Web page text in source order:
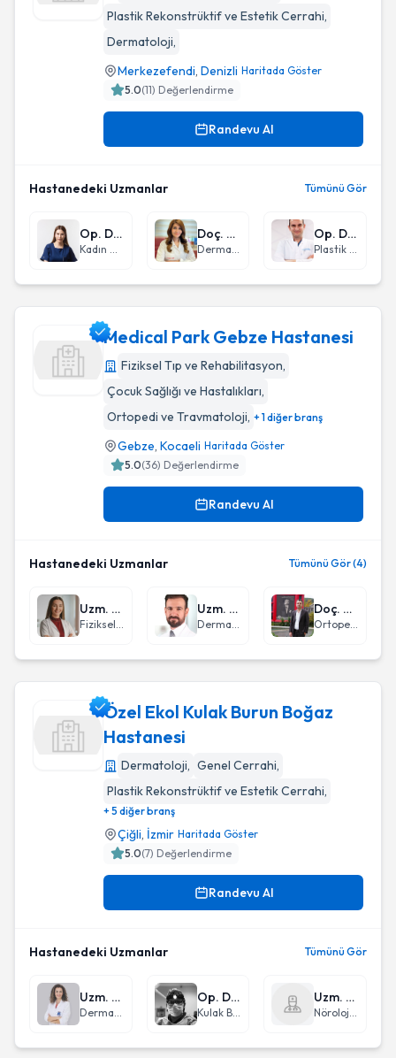
Plastik Rekonstrüktif ve Estetik Cerrahi,
Dermatoloji,
Merkezefendi, Denizli Haritada Göster
5.0(11) Değerlendirme
Randevu Al
Hastanedeki Uzmanlar Tümünü Gör
Op. Dr. Ekin Ersoy
Kadın Hastalıkları ve Doğum
Doç. Dr. Hülya Cenk
Dermatoloji
Op. Dr. Onur Saka
Plastik Rekonstrüktif ve Estetik Cerrahi
Medical Park Gebze Hastanesi
Fiziksel Tıp ve Rehabilitasyon,
Çocuk Sağlığı ve Hastalıkları,
Ortopedi ve Travmatoloji, + 1 diğer branş
Gebze, Kocaeli Haritada Göster
5.0(36) Değerlendirme
Randevu Al
Hastanedeki Uzmanlar Tümünü Gör (4)
Uzm. Dr. Nuride Osmanlı
Fiziksel Tıp ve Rehabilitasyon
Uzm. Dr. Kenan Dibek
Dermatoloji
Doç. Dr. Özgür Erdoğan
Ortopedi ve Travmatoloji
Özel Ekol Kulak Burun Boğaz
Hastanesi
Dermatoloji, Genel Cerrahi,
Plastik Rekonstrüktif ve Estetik Cerrahi,
+ 5 diğer branş
Çiğli, İzmir Haritada Göster
5.0(7) Değerlendirme
Randevu Al
Hastanedeki Uzmanlar Tümünü Gör
Uzm. Dr. Esra Salmak
Dermatoloji
Op. Dr. Utku Kubilay
Kulak Burun Boğaz hastalıkları - KBB
Uzm. Dr. Name Derya Gökçek
Nöroloji (Beyin ve Sinir Hastalıkları)